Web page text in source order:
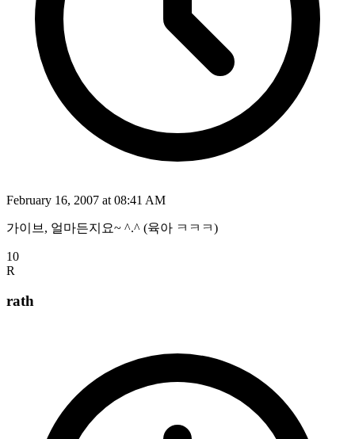
February 16, 2007 at 08:41 AM
가이브, 얼마든지요~ ^.^ (육아 ㅋㅋㅋ)
10
R
rath